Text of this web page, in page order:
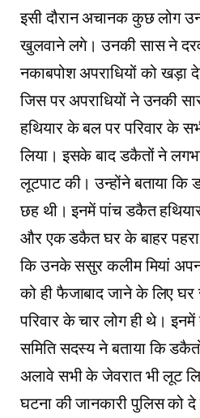
इसी दौरान अचानक कुछ लोग
खुलवाने लगे। उनकी सास ने
नकाबपोश अपराधियों को खड़ा
जिस पर अपराधियों ने उनकी
हथियार के बल पर परिवार के
लिया। इसके बाद डकैतों ने
लूटपाट की। उन्होंने बताया
छह थी। इनमें पांच डकैत
और एक डकैत घर के बाहर पहरा
कि उनके ससुर कलीम मियां
को ही फैजाबाद जाने के लिए
परिवार के चार लोग ही थे।
समिति सदस्य ने बताया कि
अलावे सभी के जेवरात भी लूट
घटना की जानकारी पुलिस को दे